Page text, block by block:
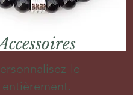
le
entièrement.